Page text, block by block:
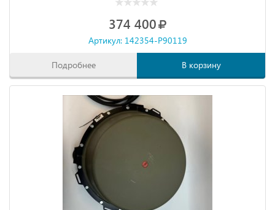
374 400
Артикул: 142354-P90119
Подробнее В корзину